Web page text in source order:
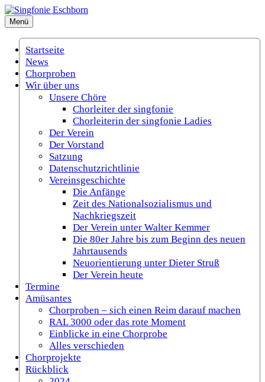
Zum
Inhalt
springen
Singfonie Eschborn
(Gemischter Chor Eschborn e.V.)
Menü
Startseite
News
Chorproben
Wir über uns
Unsere Chöre
Chorleiter der singfonie
Chorleiterin der singfonie Ladies
Der Verein
Der Vorstand
Satzung
Datenschutzrichtlinie
Vereinsgeschichte
Die Anfänge
Zeit des Nationalsozialismus und
Nachkriegszeit
Der Verein unter Walter Kemmer
Die 80er Jahre bis zum Beginn des neuen
Jahrtausends
Neuorientierung unter Dieter Struß
Der Verein heute
Termine
Amüsantes
Chorproben – sich einen Reim darauf machen
RAL 3000 oder das rote Moment
Einblicke in eine Chorprobe
Alles verschieden
Chorprojekte
Rückblick